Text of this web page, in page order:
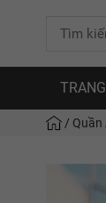
/ Quần